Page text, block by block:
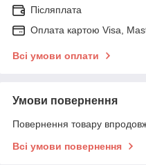
Післяплата
Оплата картою Visa,
Всі умови оплати
Умови повернення
Повернення товару
Всі умови повернення